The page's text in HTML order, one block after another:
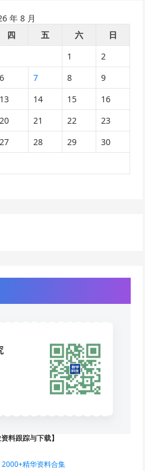
年 8 月
四 五 六
日
1
2
6 7 8
9
13 14 15
16
20 21 22
23
27 28 29
30
料跟踪与下载】
2000+精华资料合集